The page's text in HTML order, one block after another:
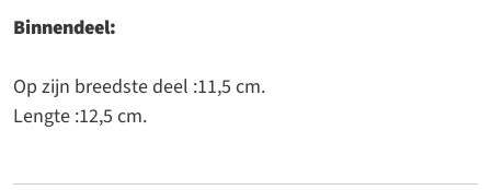
Binnendeel:
Op zijn breedste deel :11,5 cm.
Lengte :12,5 cm.